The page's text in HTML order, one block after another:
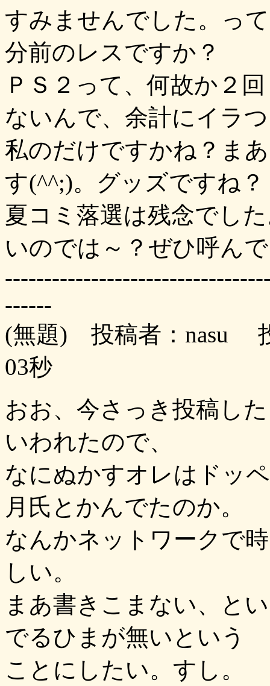
すみませんでした。っ
分前のレスですか？
ＰＳ２って、何故か２
ないんで、余計にイラ
私のだけですかね？ま
す(^^;)。グッズですね？
夏コミ落選は残念でし
いのでは～？ぜひ呼ん
------
(無題) 投稿者：nasu
03秒
おお、今さっき投稿し
いわれたので、
なにぬかすオレはドッ
月氏とかんでたのか。
なんかネットワークで
しい。
まあ書きこまない、と
でるひまが無いという
ことにしたい。すし。